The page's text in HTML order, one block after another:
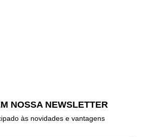
NOSSA NEWSLETTER
às novidades e vantagens